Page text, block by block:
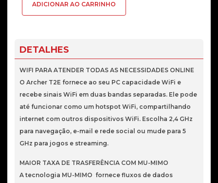
de
Archer
T2E
AC600
Wireless
PCI
Express
ADICIONAR AO CARRINHO
DETALHES
WIFI PARA ATENDER TODAS AS NECESSIDADES ONLINE
O Archer T2E fornece ao seu PC capacidade WiFi e
recebe sinais WiFi em duas bandas separadas. Ele pode
até funcionar como um hotspot WiFi, compartilhando
internet com outros dispositivos WiFi. Escolha 2,4 GHz
para navegação, e-mail e rede social ou mude para 5
GHz para jogos e streaming.
MAIOR TAXA DE TRASFERÊNCIA COM MU-MIMO
A tecnologia MU-MIMO fornece fluxos de dados